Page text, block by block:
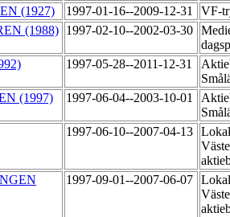
(1927)
1997-01-16--2009-12-31
VF-
(1988) 1997-02-10--2002-03-30
1997-05-28--2011-12-31
(1997)
1997-06-04--2003-10-01
1997-06-10--2007-04-13
1997-09-01--2007-06-07